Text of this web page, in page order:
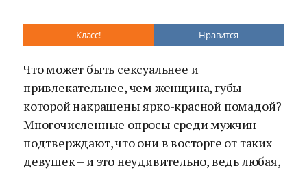
Класс! Нравится
Что может быть сексуальнее и
привлекательнее, чем женщина, губы
которой накрашены ярко-красной помадой?
Многочисленные опросы среди мужчин
подтверждают, что они в восторге от таких
девушек – и это неудивительно, ведь любая,